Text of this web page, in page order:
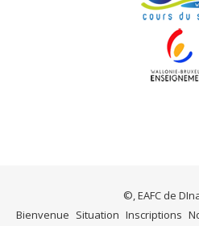
©, EAFC de
Bienvenue Situation Inscriptions